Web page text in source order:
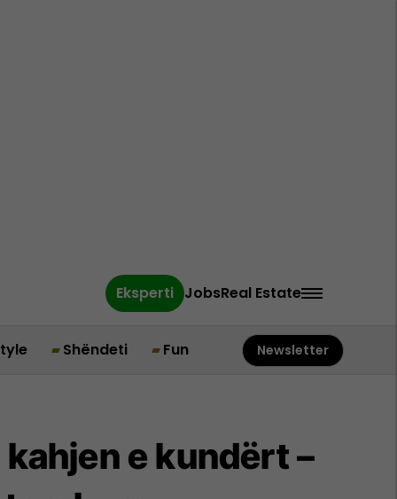
Eksperti JobsReal Estate
Shëndeti Fun Newsletter
e kundërt –